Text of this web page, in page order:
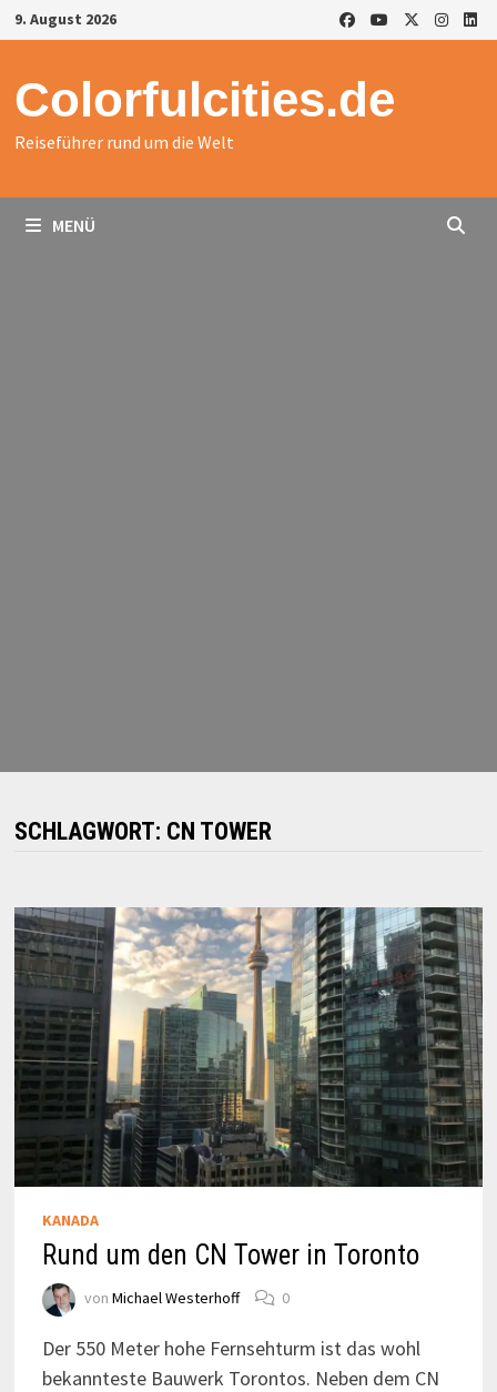
Zurück
zum
9. August 2026
Colorfulcities.de
Reiseführer rund um die Welt
MENÜ
SCHLAGWORT: CN TOWER
KANADA
Rund um den CN Tower in Toronto
von Michael Westerhoff 0
Der 550 Meter hohe Fernsehturm ist das wohl
bekannteste Bauwerk Torontos. Neben dem CN